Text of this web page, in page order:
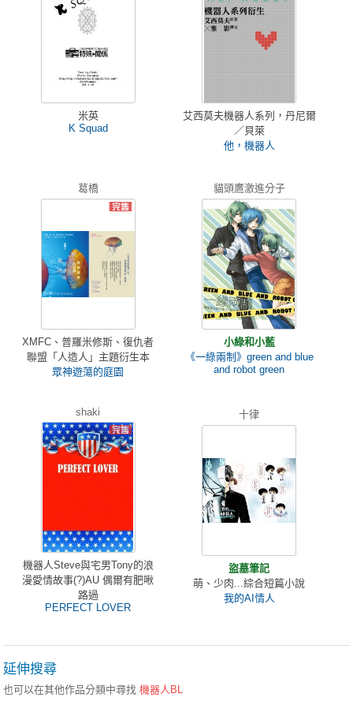
米英
K Squad
艾西莫夫機器人系列，丹尼爾
／貝萊
他，機器人
葛橋
XMFC、普羅米修斯、復仇者
聯盟「人造人」主題衍生本
眾神遊蕩的庭園
貓頭鷹激進分子
小綠和小藍
《一綠兩制》green and blue
and robot green
shaki
機器人Steve與宅男Tony的浪
漫愛情故事(?)AU 偶爾有肥啾
路過
PERFECT LOVER
十律
盜墓筆記
萌、少肉...綜合短篇小說
我的AI情人
延伸搜尋
也可以在其他作品分類中尋找機器人BL